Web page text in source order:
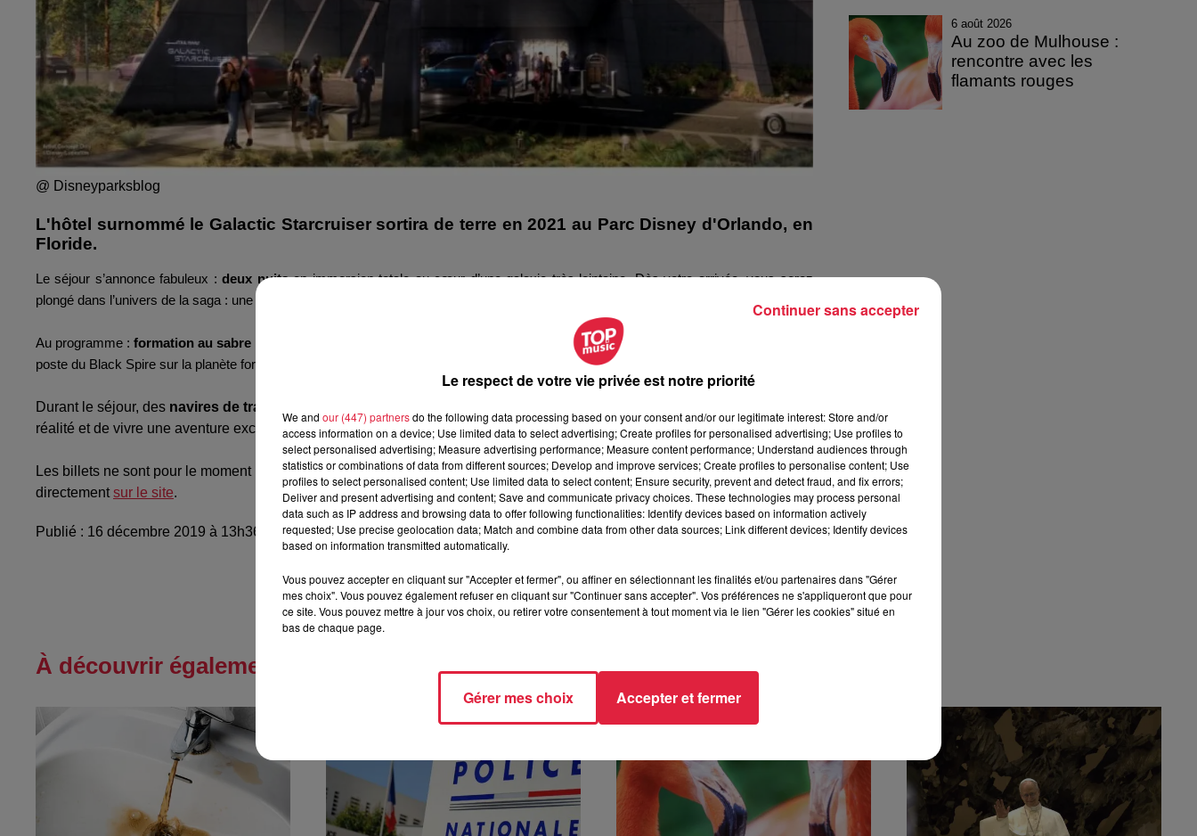
@ Disneyparksblog
L'hôtel surnommé le Galactic Starcruiser sortira de terre en 2021 au Parc Disney d'Orlando, en
Floride.
Le séjour s’annonce fabuleux :deux nuitsen immersion totale au cœur d’une galaxie très lointaine. Dès votre arrivée, vous serez
plongé dans l’univers de la saga : une arrivée prévue non pas en vaisseau spatial, mais dans un bateau de croisière, le
Au programme : formation au sabre laser
, pause au bar de l’hôtel, le Silver C Lounge, visite de la salle des machines ou à l’avant-
poste du Black Spire sur la planète forestière de
(qui est en réalité le parc Galaxy’s Edge situé près du parc Walt Disney).
Durant le séjour, des navires de transport
réalité et de vivre une aventure exceptionnelle loin de la terre ferme.
Les billets ne sont pour le moment pas disponibles à la vente, mais on peut d’ores et déjà s’inscrire sur laliste d’attente
directementsur le site.
Publié : 16 décembre 2019 à 13h36 - Modifié : 10 mai 2021 à 10h56 Rédaction
6 août 2026
Au zoo de Mulhouse :
rencontre avec les
flamants rouges
À découvrir également
Le respect de votre vie privée est notre priorité
We and our (447) partnersdo the following data processing based on your consent and/or our legitimate interest: Store and/or
access information on a device; Use limited data to select advertising; Create profiles for personalised advertising; Use profiles to
select personalised advertising; Measure advertising performance; Measure content performance; Understand audiences through
statistics or combinations of data from different sources; Develop and improve services; Create profiles to personalise content; Use
profiles to select personalised content; Use limited data to select content; Ensure security, prevent and detect fraud, and fix errors;
Deliver and present advertising and content; Save and communicate privacy choices. These technologies may process personal
data such as IP address and browsing data to offer following functionalities: Identify devices based on information actively
requested; Use precise geolocation data; Match and combine data from other data sources; Link different devices; Identify devices
based on information transmitted automatically.
Vous pouvez accepter en cliquant sur "Accepter et fermer", ou affiner en sélectionnant les finalités et/ou partenaires dans "Gérer
mes choix". Vous pouvez également refuser en cliquant sur "Continuer sans accepter". Vos préférences ne s'appliqueront que pour
ce site. Vous pouvez mettre à jour vos choix, ou retirer votre consentement à tout moment via le lien "Gérer les cookies" situé en
bas de chaque page.
Gérer mes choix Accepter et fermer
Continuer sans accepter